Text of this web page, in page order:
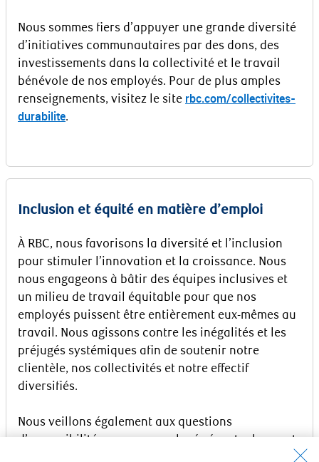
Nous sommes fiers d’appuyer une grande diversité
d’initiatives communautaires par des dons, des
investissements dans la collectivité et le travail
bénévole de nos employés. Pour de plus amples
renseignements, visitez le site rbc.com/collectivites-
durabilite.
Inclusion et équité en matière d’emploi
À RBC, nous favorisons la diversité et l’inclusion
pour stimuler l’innovation et la croissance. Nous
nous engageons à bâtir des équipes inclusives et
un milieu de travail équitable pour que nos
employés puissent être entièrement eux-mêmes au
travail. Nous agissons contre les inégalités et les
préjugés systémiques afin de soutenir notre
clientèle, nos collectivités et notre effectif
diversifiés.
Nous veillons également aux questions
d’accessibilité pour nos employés éventuels ayant